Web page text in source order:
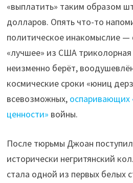
«выплатить» таким образом
долларов. Опять что-то
политическое инакомыслие
«лучшее» из США
неизменно берёт,
космические сроки «юниц
всевозможных, оспаривающих
ценности» войны.
После тюрьмы Джоан
исторически негритянский
стала одной из первых белых